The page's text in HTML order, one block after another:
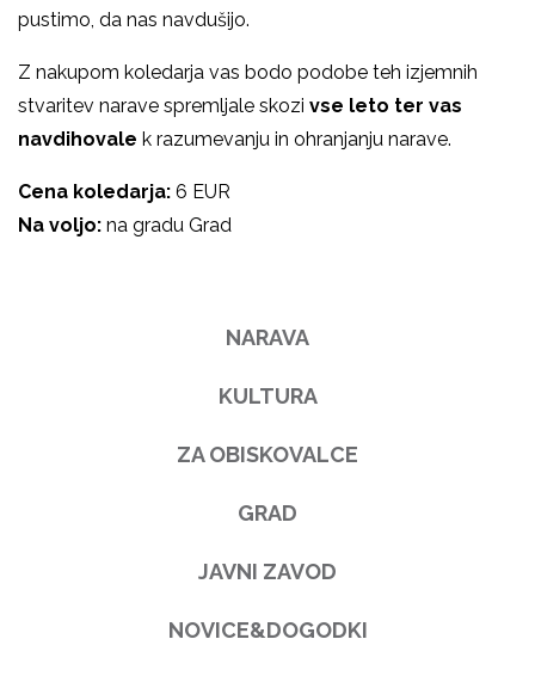
pustimo, da nas navdušijo.
Z nakupom koledarja vas bodo podobe teh izjemnih
stvaritev narave spremljale skozi vse leto ter vas
navdihovale k razumevanju in ohranjanju narave.
Cena koledarja: 6 EUR
Na voljo: na gradu Grad
NARAVA
KULTURA
ZA OBISKOVALCE
GRAD
JAVNI ZAVOD
NOVICE&DOGODKI